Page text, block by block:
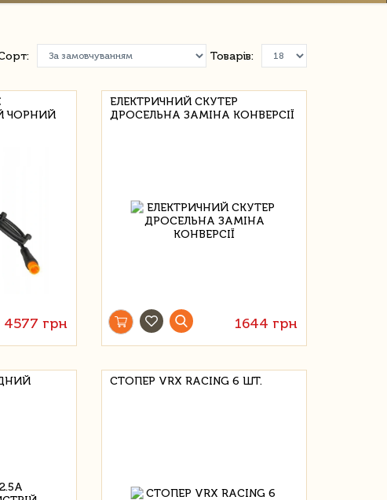
Товарів:
ЧОРНИЙ
4577 грн
ЕЛЕКТРИЧНИЙ СКУТЕР
ДРОСЕЛЬНА ЗАМІНА КОНВЕРСІЇ
1644 грн
СТОПЕР VRX RACING 6 ШТ.